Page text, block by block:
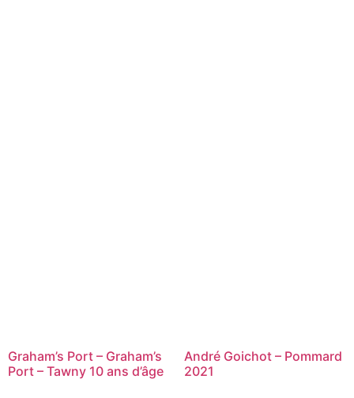
Graham’s Port – Graham’s
Port – Tawny 10 ans d’âge
André Goichot – Pommard
2021